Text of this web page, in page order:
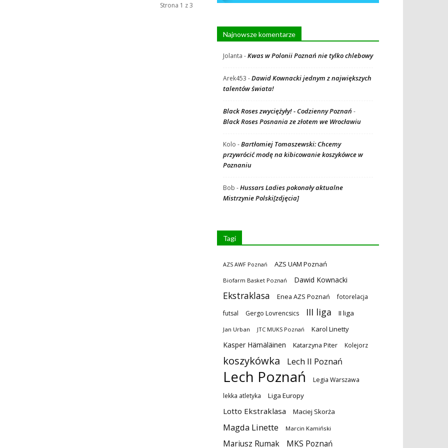
Strona 1 z 3
Najnowsze komentarze
Jolanta -Kwas w Polonii Poznań nie tylko chlebowy
Arek453 -Dawid Kownacki jednym z największych
talentów świata!
Black Roses zwyciężyły! - Codzienny Poznań -
Black Roses Posnania ze złotem we Wrocławiu
Kolo -Bartłomiej Tomaszewski: Chcemy
przywrócić modę na kibicowanie koszykówce w
Poznaniu
Bob -Hussars Ladies pokonały aktualne
Mistrzynie Polski[zdjęcia]
Tagi
AZS AWF Poznań AZS UAM Poznań
Biofarm Basket Poznań Dawid Kownacki
Ekstraklasa Enea AZS Poznań fotorelacja
futsal Gergo Lovrencsics III liga II liga
Jan Urban JTC MUKS Poznań Karol Linetty
Kasper Hämäläinen Katarzyna Piter Kolejorz
koszykówka Lech II Poznań
Lech Poznań Legia Warszawa
lekka atletyka Liga Europy
Lotto Ekstraklasa Maciej Skorża
Magda Linette Marcin Kamiński
Mariusz Rumak MKS Poznań